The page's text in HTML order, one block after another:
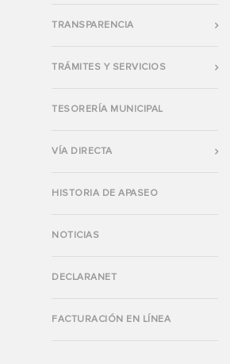
TRANSPARENCIA
TRÁMITES Y SERVICIOS
TESORERÍA MUNICIPAL
VÍA DIRECTA
HISTORIA DE APASEO
NOTICIAS
DECLARANET
FACTURACIÓN EN LÍNEA